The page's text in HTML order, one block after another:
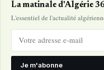
La matinale d'Algérie
L'essentiel de l'actualité
Je m'abonne